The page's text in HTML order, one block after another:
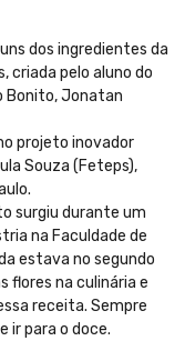
dos ingredientes da
criada pelo aluno do
Bonito, Jonatan
projeto inovador
Souza (Feteps),
surgiu durante um
na Faculdade de
estava no segundo
flores na culinária e
receita. Sempre
ir para o doce.